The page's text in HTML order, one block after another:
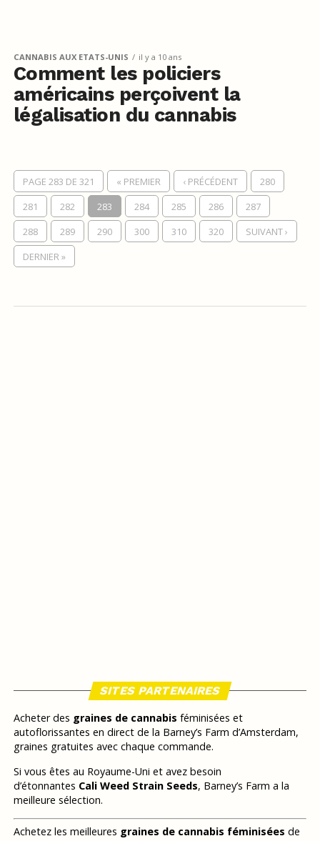
CANNABIS AUX ETATS-UNIS il y a 10 ans
Comment les policiers
américains perçoivent la
légalisation du cannabis
PAGE 283 DE 321 « PREMIER ‹ PRÉCÉDENT
280
281
282 283 284 285 286
287
288
289 290 300 310 320
SUIVANT ›
DERNIER »
SITES PARTENAIRES
Acheter des graines de cannabis féminisées et
autoflorissantes en direct de la Barney’s Farm d’Amsterdam,
graines gratuites avec chaque commande.
Si vous êtes au Royaume-Uni et avez besoin
d’étonnantes Cali Weed Strain Seeds, Barney’s Farm a la
meilleure sélection.
Achetez les meilleures graines de cannabis féminisées de